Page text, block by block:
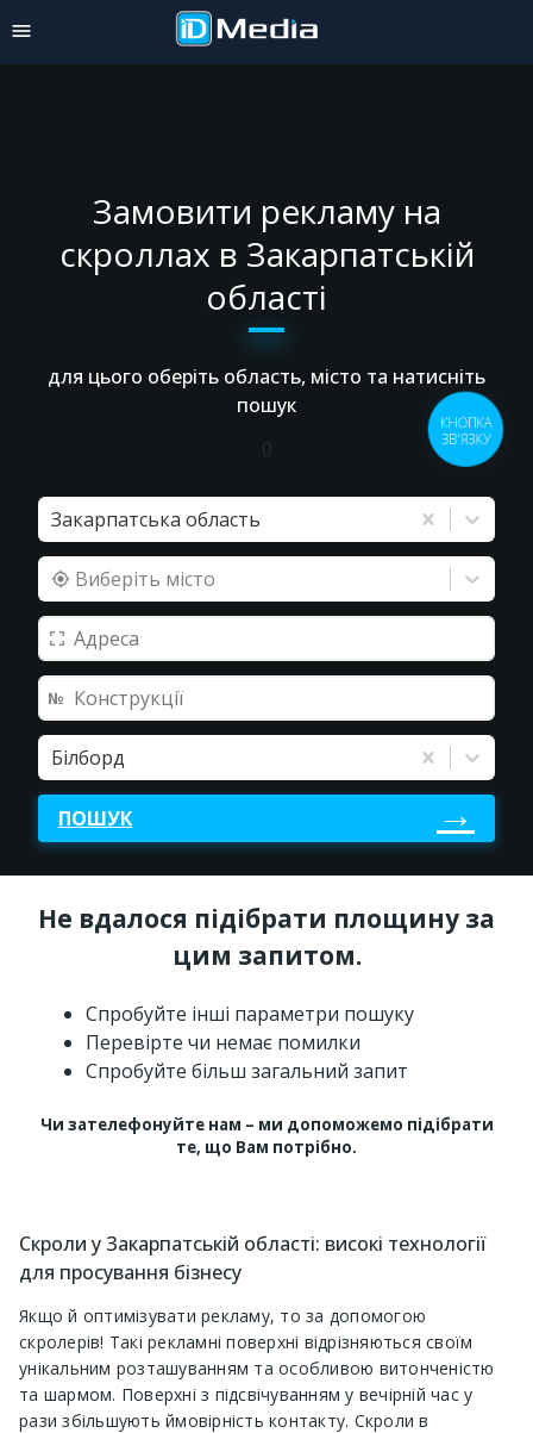
Замовити рекламу на
скроллах в Закарпатській
області
для цього оберіть область, місто та натисніть
пошук
0
Закарпатська область
Виберіть місто
Білборд
ПОШУК
Не вдалося підібрати площину за
цим запитом.
Спробуйте інші параметри пошуку
Перевірте чи немає помилки
Спробуйте більш загальний запит
Чи зателефонуйте нам – ми допоможемо підібрати
те, що Вам потрібно.
Скроли у Закарпатській області: високі технології
для просування бізнесу
Якщо й оптимізувати рекламу, то за допомогою
скролерів! Такі рекламні поверхні відрізняються своїм
унікальним розташуванням та особливою витонченістю
та шармом. Поверхні з підсвічуванням у вечірній час у
рази збільшують ймовірність контакту. Скроли в
КНОПКА
ЗВ'ЯЗКУ